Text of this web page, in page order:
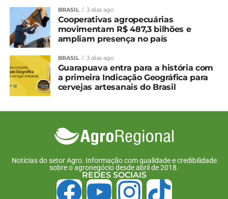
Compartilhe isso:
Facebook
Relacionado
55,2 milhões de sacas na
11 de setembro, 2025
Em "Brasil"
21 de janeiro, 2025
Em "Brasil"
Café: Colheita da safra
25/26 se inicia no BR;
preços oscilam
BRASIL 3 dias ago
Cooperativas agropecuárias
movimentam R$ 487,3 bilhões e
ampliam presença no país
BRASIL 3 dias ago
Guarapuava entra para a história com
a primeira Indicação Geográfica para
cervejas artesanais do Brasil
Notícias do setor Agro. Informação com qualidade e credibilidade
sobre o agronegócio desde abril de 2018.
REDES SOCIAIS